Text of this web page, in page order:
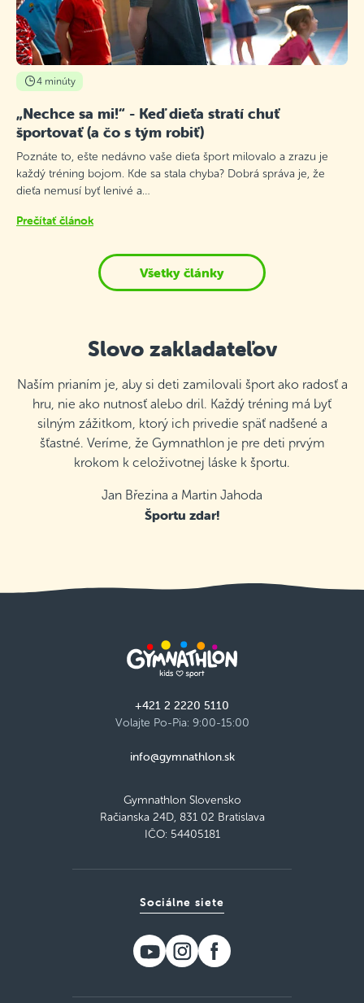
4 minúty
„Nechce sa mi!“ - Keď dieťa stratí chuť
športovať (a čo s tým robiť)
Poznáte to, ešte nedávno vaše dieťa šport milovalo a zrazu je
každý tréning bojom. Kde sa stala chyba? Dobrá správa je, že
dieťa nemusí byť lenivé a…
Prečítať článok
Všetky články
Slovo zakladateľov
Naším prianím je, aby si deti zamilovali šport ako radosť a
hru, nie ako nutnosť alebo dril. Každý tréning má byť
silným zážitkom, ktorý ich privedie späť nadšené a
šťastné. Veríme, že Gymnathlon je pre deti prvým
krokom k celoživotnej láske k športu.
Jan Březina a Martin Jahoda
Športu zdar!
+421 2 2220 5110
Volajte Po-Pia: 9:00-15:00
info@gymnathlon.sk
Gymnathlon Slovensko
Račianska 24D, 831 02 Bratislava
IČO: 54405181
Sociálne siete